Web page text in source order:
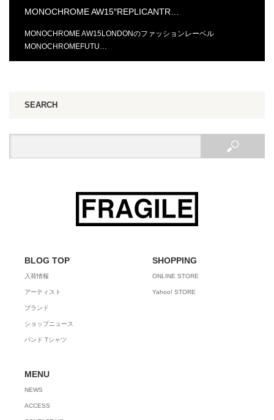
MONOCHROME AW15″REPLICANTR…
MONOCHROME AW15LONDONのファッションレーベル
MONOCHROMEFUTU…
SEARCH
BLOG TOP
入荷情報
アーティスト
ブランド
ショップニュース
バンド Tシャツ
SHOPPING
ONLINE STORE
Yahoo! STORE
MENU
NEWS
ACCESS